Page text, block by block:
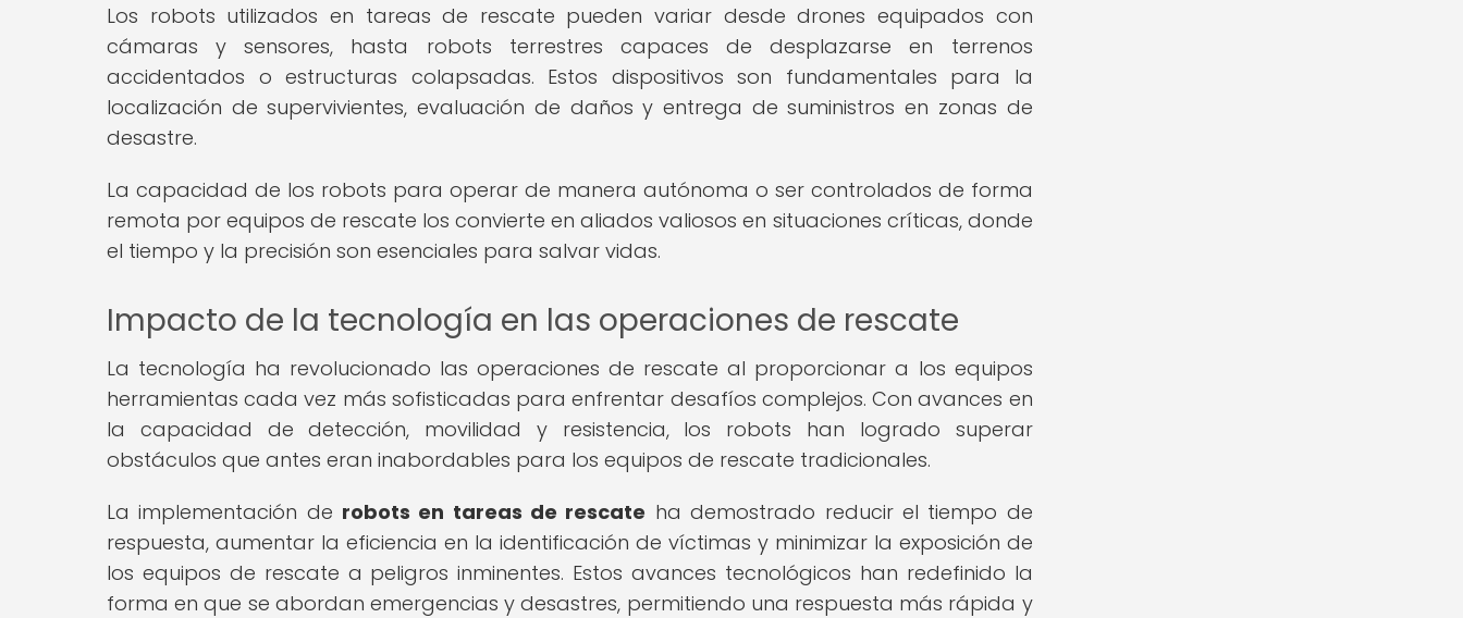
Los robots utilizados en tareas de rescate pueden variar desde drones equipados con
cámaras y sensores, hasta robots terrestres capaces de desplazarse en terrenos
accidentados o estructuras colapsadas. Estos dispositivos son fundamentales para la
localización de supervivientes, evaluación de daños y entrega de suministros en zonas de
desastre.
La capacidad de los robots para operar de manera autónoma o ser controlados de forma
remota por equipos de rescate los convierte en aliados valiosos en situaciones críticas, donde
el tiempo y la precisión son esenciales para salvar vidas.
Impacto de la tecnología en las operaciones de rescate
La tecnología ha revolucionado las operaciones de rescate al proporcionar a los equipos
herramientas cada vez más sofisticadas para enfrentar desafíos complejos. Con avances en
la capacidad de detección, movilidad y resistencia, los robots han logrado superar
obstáculos que antes eran inabordables para los equipos de rescate tradicionales.
La implementación de robots en tareas de rescate ha demostrado reducir el tiempo de
respuesta, aumentar la eficiencia en la identificación de víctimas y minimizar la exposición de
los equipos de rescate a peligros inminentes. Estos avances tecnológicos han redefinido la
forma en que se abordan emergencias y desastres, permitiendo una respuesta más rápida y